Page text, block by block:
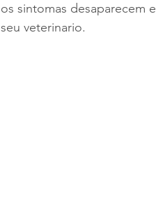
os sintomas desaparecem
seu veterinario.